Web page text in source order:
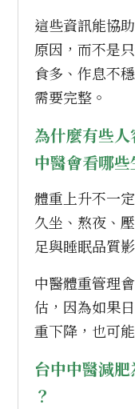
這些資訊能協
原因，而不是
食多、作息不
需要完整。
為什麼有些人
中醫會看哪些
體重上升不一
久坐、熬夜、
足與睡眠品質
中醫體重管理
估，因為如果
重下降，也可
台中中醫減
？